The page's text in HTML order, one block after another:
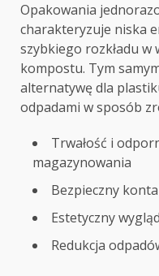
Opakowania
charakteryzuje niska
szybkiego rozkładu w
kompostu. Tym
alternatywę dla
odpadami w sposób
Trwałość i
magazynowania
Bezpieczny
Estetyczny
Redukcja